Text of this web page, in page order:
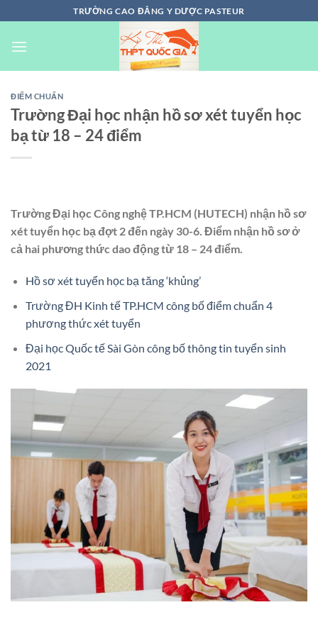
đến
nội
TRƯỜNG CAO ĐẲNG Y DƯỢC PASTEUR
ĐIỂM CHUẨN
Trường Đại học nhận hồ sơ xét tuyển học
bạ từ 18 – 24 điểm
Trường Đại học Công nghệ TP.HCM (HUTECH) nhận hồ sơ
xét tuyển học bạ đợt 2 đến ngày 30-6. Điểm nhận hồ sơ ở
cả hai phương thức dao động từ 18 – 24 điểm.
Hồ sơ xét tuyển học bạ tăng ‘khủng’
Trường ĐH Kinh tế TP.HCM công bố điểm chuẩn 4
phương thức xét tuyển
Đại học Quốc tế Sài Gòn công bố thông tin tuyển sinh
2021